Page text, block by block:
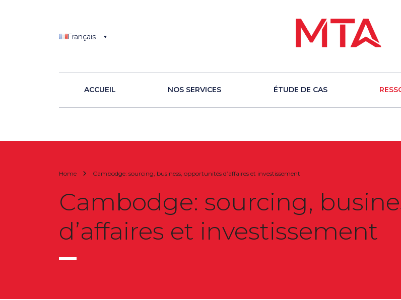
Français
ACCUEIL NOS SERVICES ÉTUDE DE CAS
Home Cambodge: sourcing, business, opportunités d’affaires et investissement
Cambodge: sourcing,
d’affaires et investissement